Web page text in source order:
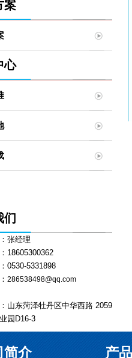
案
心
们
张经理
5331898
286538498@qq.com
东菏泽牡丹区中华西路 2059
园D16-3
简介 产